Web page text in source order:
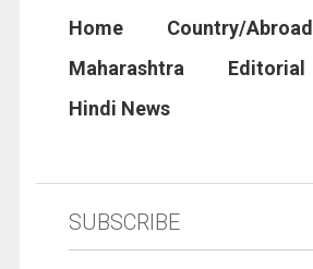
Home
Country/Abroad
Maharashtra
Editorial
Hindi News
SUBSCRIBE